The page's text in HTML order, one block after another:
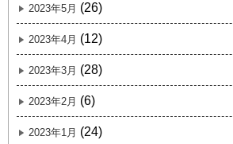
2023年5月 (26)
2023年4月 (12)
2023年3月 (28)
2023年2月 (6)
2023年1月 (24)